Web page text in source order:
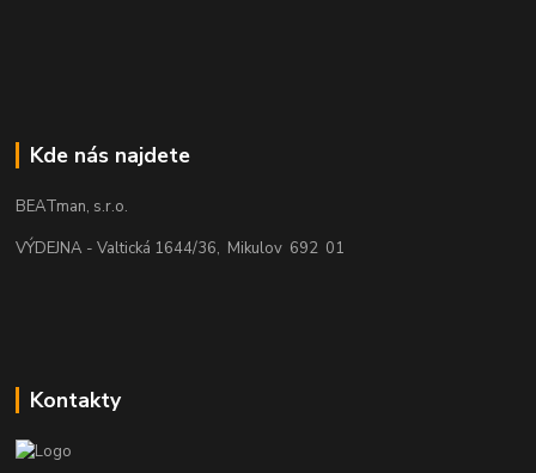
Kde nás najdete
BEATman, s.r.o.
VÝDEJNA - Valtická 1644/36, Mikulov 692 01
Kontakty